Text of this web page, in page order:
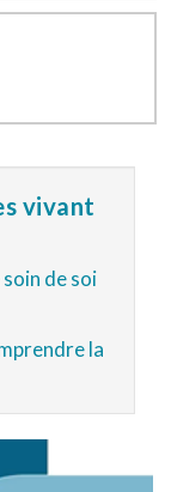
vivant
de soi
la